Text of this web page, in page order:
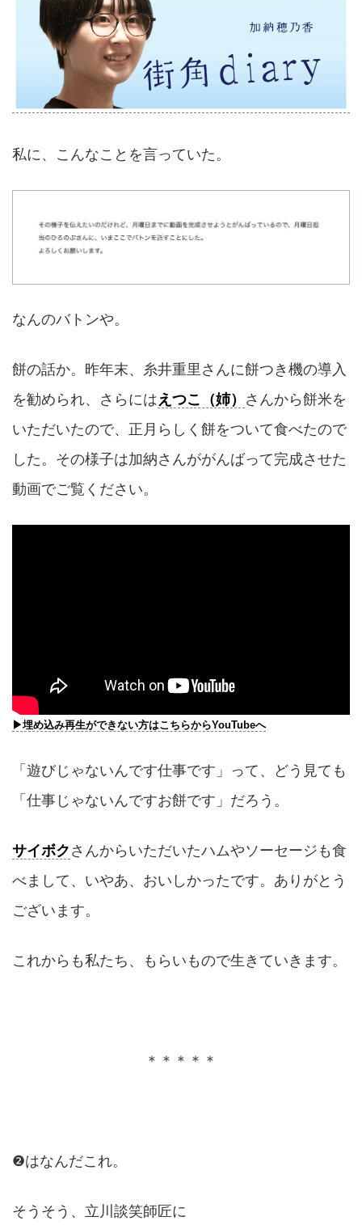
私に、こんなことを言っていた。
なんのバトンや。
餅の話か。昨年末、糸井重里さんに餅つき機の導入
を勧められ、さらにはえつこ（姉） さんから餅米を
いただいたので、正月らしく餅をついて食べたので
した。その様子は加納さんががんばって完成させた
動画でご覧ください。
▶︎埋め込み再生ができない方はこちらからYouTubeへ
「遊びじゃないんです仕事です」って、どう見ても
「仕事じゃないんですお餅です」だろう。
サイボク さんからいただいたハムやソーセージも食
べまして、いやあ、おいしかったです。ありがとう
ございます。
これからも私たち、もらいもので生きていきます。
＊＊＊＊＊
❷はなんだこれ。
そうそう、立川談笑師匠に